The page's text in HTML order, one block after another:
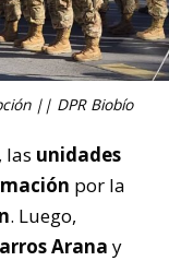
|| DPR Biobío
las unidades
por la
. Luego,
Arana y